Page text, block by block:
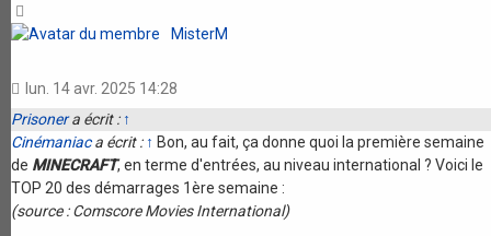
MisterM
lun. 14 avr. 2025 14:28
Prisonera écrit : ↑
Cinémaniaca écrit : ↑ Bon, au fait, ça donne quoi la première semaine
de MINECRAFT, en terme d'entrées, au niveau international ? Voici le
TOP 20 des démarrages 1ère semaine :
(source : Comscore Movies International)